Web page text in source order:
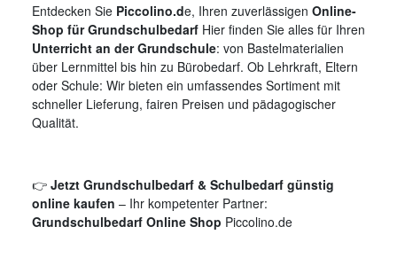
Entdecken Sie Piccolino.de, Ihren zuverlässigen Online-
Shop für Grundschulbedarf Hier finden Sie alles für Ihren
Unterricht an der Grundschule: von Bastelmaterialien
über Lernmittel bis hin zu Bürobedarf. Ob Lehrkraft, Eltern
oder Schule: Wir bieten ein umfassendes Sortiment mit
schneller Lieferung, fairen Preisen und pädagogischer
Qualität.
👉 Jetzt Grundschulbedarf & Schulbedarf günstig
online kaufen – Ihr kompetenter Partner:
Grundschulbedarf Online Shop Piccolino.de